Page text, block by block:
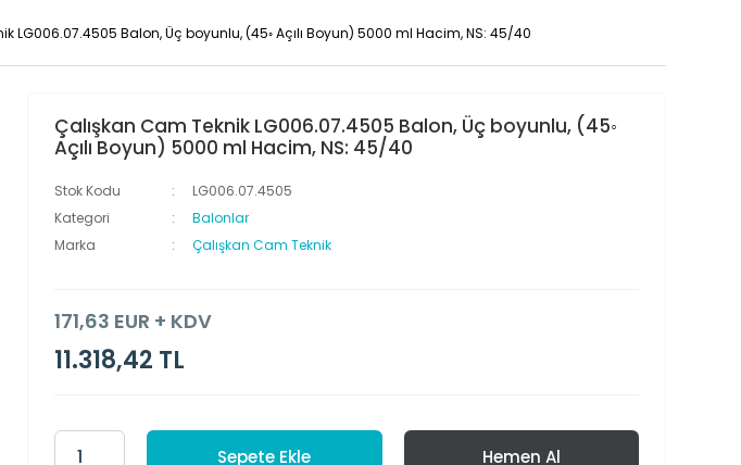
LG006.07.4505 Balon, Üç boyunlu, (45◦ Açılı Boyun) 5000 ml Hacim, NS: 45/40
Çalışkan Cam Teknik LG006.07.4505 Balon, Üç boyunlu, (45◦
Açılı Boyun) 5000 ml Hacim, NS: 45/40
Stok Kodu
LG006.07.4505
Kategori
Balonlar
Marka
Çalışkan Cam Teknik
171,63 EUR + KDV
11.318,42 TL
Sepete Ekle Hemen Al